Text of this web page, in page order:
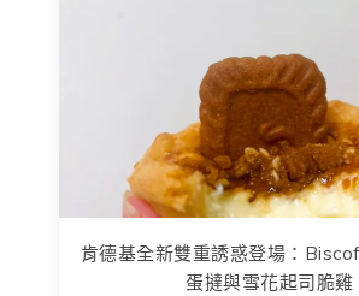
肯德基全新雙重誘惑登場：
蛋撻與雪花起司脆雞